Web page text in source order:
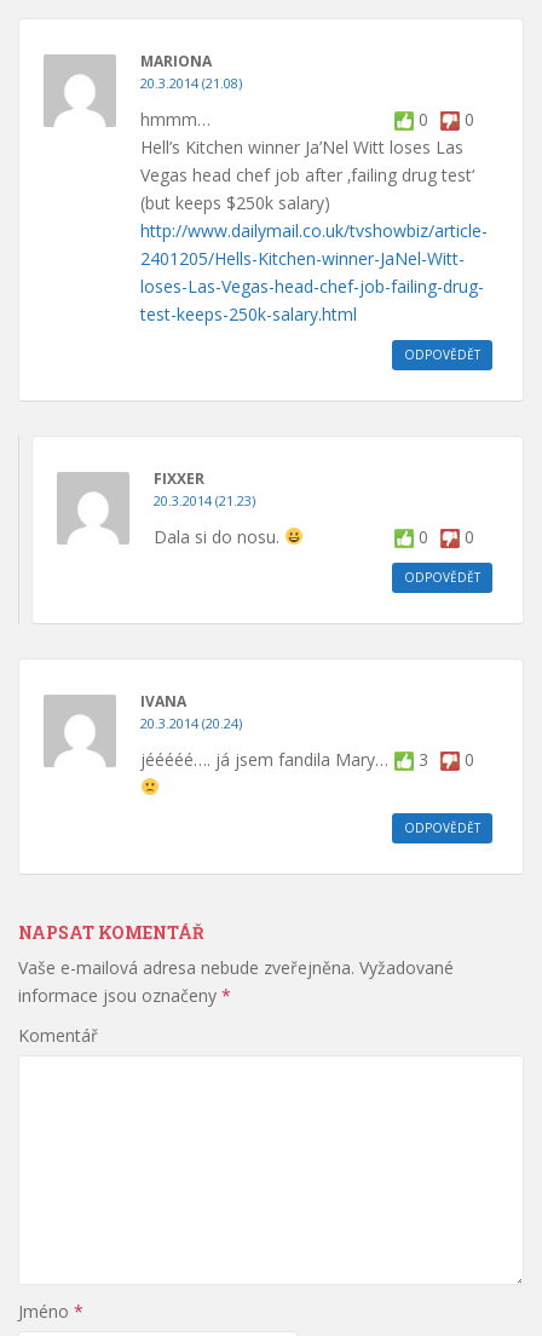
MARIONA
20.3.2014 (21.08)
0 0
hmmm…
Hell’s Kitchen winner Ja’Nel Witt loses Las
Vegas head chef job after ‚failing drug test‘
(but keeps $250k salary)
http://www.dailymail.co.uk/tvshowbiz/article-
2401205/Hells-Kitchen-winner-JaNel-Witt-
loses-Las-Vegas-head-chef-job-failing-drug-
test-keeps-250k-salary.html
ODPOVĚDĚT
FIXXER
20.3.2014 (21.23)
0 0
Dala si do nosu.
ODPOVĚDĚT
IVANA
20.3.2014 (20.24)
3 0
jééééé…. já jsem fandila Mary…
ODPOVĚDĚT
NAPSAT KOMENTÁŘ
Vaše e-mailová adresa nebude zveřejněna. Vyžadované
informace jsou označeny *
Komentář
Jméno *